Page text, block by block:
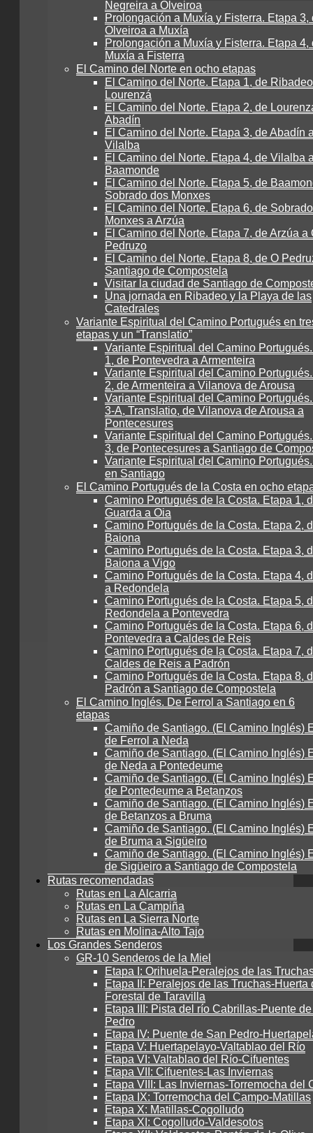
Negreira a Olveiroa
Prolongación a Muxía y Fisterra. Etapa 3,
Olveiroa a Muxía
Prolongación a Muxía y Fisterra. Etapa 4,
Muxía a Fisterra
El Camino del Norte en ocho etapas
El Camino del Norte. Etapa 1, de
Lourenzá
El Camino del Norte. Etapa 2, de
Abadín
El Camino del Norte. Etapa 3, de Abadín
Vilalba
El Camino del Norte. Etapa 4, de Vilalba
Baamonde
El Camino del Norte. Etapa 5, de
Sobrado dos Monxes
El Camino del Norte. Etapa 6, de
Monxes a Arzúa
El Camino del Norte. Etapa 7, de Arzúa a
Pedruzo
El Camino del Norte. Etapa 8, de O
Santiago de Compostela
Visitar la ciudad de Santiago de
Una jornada en Ribadeo y la Playa de las
Catedrales
Variante Espiritual del Camino Portugués en
etapas y un “Translatio”
Variante Espiritual del Camino
1, de Pontevedra a Armenteira
Variante Espiritual del Camino
2, de Armenteira a Vilanova de Arousa
Variante Espiritual del Camino
3-A, Translatio, de Vilanova de Arousa a
Pontecesures
Variante Espiritual del Camino
3, de Pontecesures a Santiago de
Variante Espiritual del Camino
en Santiago
El Camino Portugués de la Costa en ocho
Camino Portugués de la Costa. Etapa 1,
Guarda a Oia
Camino Portugués de la Costa. Etapa 2,
Baiona
Camino Portugués de la Costa. Etapa 3,
Baiona a Vigo
Camino Portugués de la Costa. Etapa 4,
a Redondela
Camino Portugués de la Costa. Etapa 5,
Redondela a Pontevedra
Camino Portugués de la Costa. Etapa 6,
Pontevedra a Caldes de Reis
Camino Portugués de la Costa. Etapa 7,
Caldes de Reis a Padrón
Camino Portugués de la Costa. Etapa 8,
Padrón a Santiago de Compostela
El Camino Inglés. De Ferrol a Santiago en 6
etapas
Camiño de Santiago. (El Camino Inglés)
de Ferrol a Neda
Camiño de Santiago. (El Camino Inglés)
de Neda a Pontedeume
Camiño de Santiago. (El Camino Inglés)
de Pontedeume a Betanzos
Camiño de Santiago. (El Camino Inglés)
de Betanzos a Bruma
Camiño de Santiago. (El Camino Inglés)
de Bruma a Sigüeiro
Camiño de Santiago. (El Camino Inglés)
de Sigüeiro a Santiago de Compostela
Rutas recomendadas
Rutas en La Alcarria
Rutas en La Campiña
Rutas en La Sierra Norte
Rutas en Molina-Alto Tajo
Los Grandes Senderos
GR-10 Senderos de la Miel
Etapa I: Orihuela-Peralejos de las
Etapa II: Peralejos de las Truchas-Huerta
Forestal de Taravilla
Etapa III: Pista del río Cabrillas-Puente
Pedro
Etapa IV: Puente de San Pedro-
Etapa V: Huertapelayo-Valtablao del Río
Etapa VI: Valtablao del Río-Cifuentes
Etapa VII: Cifuentes-Las Inviernas
Etapa VIII: Las Inviernas-Torremocha del
Etapa IX: Torremocha del Campo-Matillas
Etapa X: Matillas-Cogolludo
Etapa XI: Cogolludo-Valdesotos